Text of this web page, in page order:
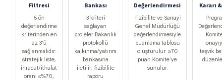
Filtresi
5 ön
değerlendirme
kriterinden en
az 3'ü
sağlanmalıdır:
stratejik liste,
ihracat/ithalat
oranı ≤%70,
Bankası
3 kriteri
sağlayan
projeler Bakanlık
protokollü
kalkınma/yatırım
bankasına
iletilir; fizibilite
raporu
Değerlendirmesi
Fizibilite ve Sanayi
Genel Müdürlüğü
değerlendirmesiyle
puanlama tablosu
oluşturulur. ≥70
puan Komite'ye
sunulur.
Kararı
teşvik